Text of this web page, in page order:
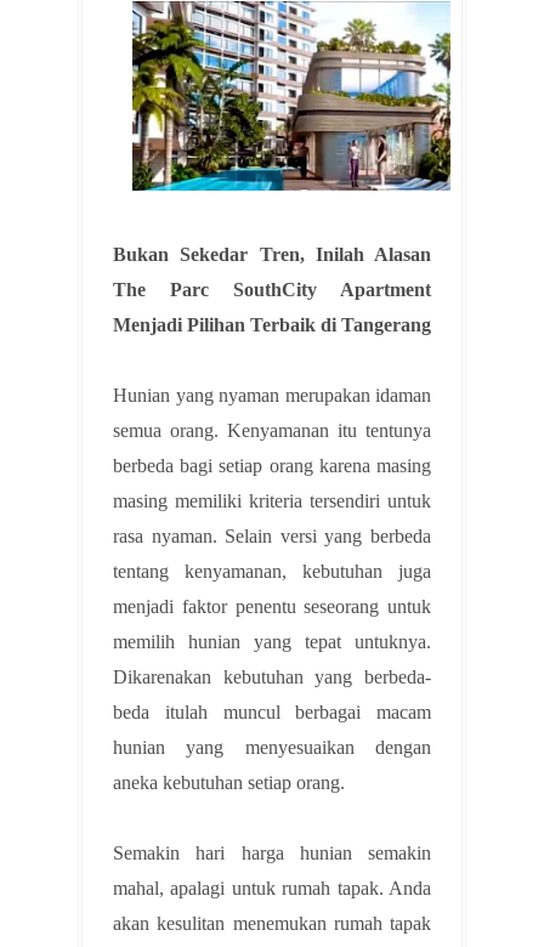
Bukan Sekedar Tren, Inilah Alasan
The Parc SouthCity Apartment
Menjadi Pilihan Terbaik di Tangerang
Hunian yang nyaman merupakan idaman
semua orang. Kenyamanan itu tentunya
berbeda bagi setiap orang karena masing
masing memiliki kriteria tersendiri untuk
rasa nyaman. Selain versi yang berbeda
tentang kenyamanan, kebutuhan juga
menjadi faktor penentu seseorang untuk
memilih hunian yang tepat untuknya.
Dikarenakan kebutuhan yang berbeda-
beda itulah muncul berbagai macam
hunian yang menyesuaikan dengan
aneka kebutuhan setiap orang.
Semakin hari harga hunian semakin
mahal, apalagi untuk rumah tapak. Anda
akan kesulitan menemukan rumah tapak